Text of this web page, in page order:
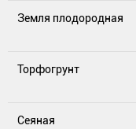
Земля плодородная
Торфогрунт
Сеяная